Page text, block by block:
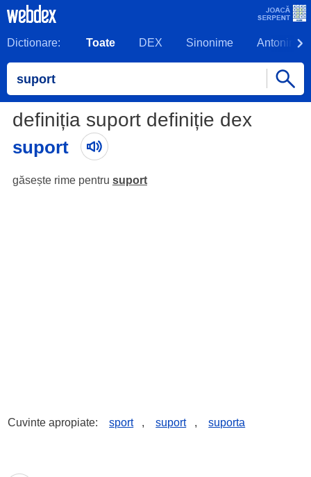
Dictionare: Toate DEX Sinonime Antonime
definiția suport definiție dex
suport
găsește rime pentru suport
Cuvinte apropiate: sport , suport , suporta